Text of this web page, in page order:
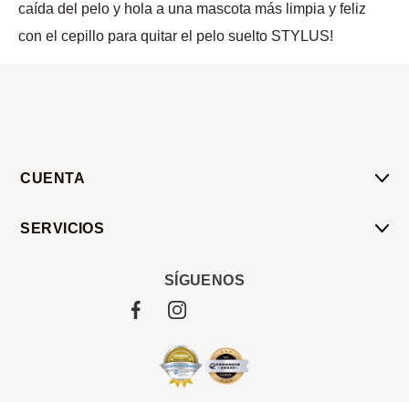
caída del pelo y hola a una mascota más limpia y feliz
con el cepillo para quitar el pelo suelto STYLUS!
CUENTA
SERVICIOS
SÍGUENOS